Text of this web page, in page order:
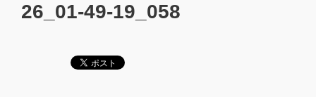
26_01-49-19_058